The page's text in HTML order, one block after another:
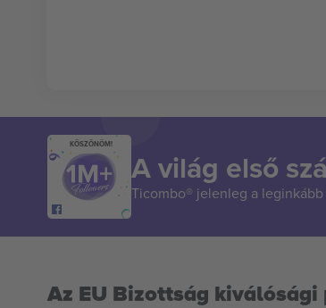
KÖSZÖNÖM!
A világ első
Ticombo® jelenleg a
Az EU Bizottság kiválósági